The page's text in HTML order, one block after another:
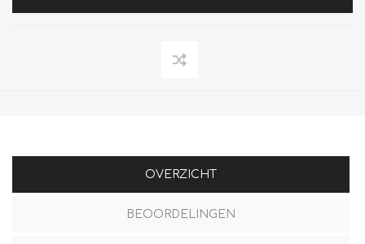
OVERZICHT
BEOORDELINGEN